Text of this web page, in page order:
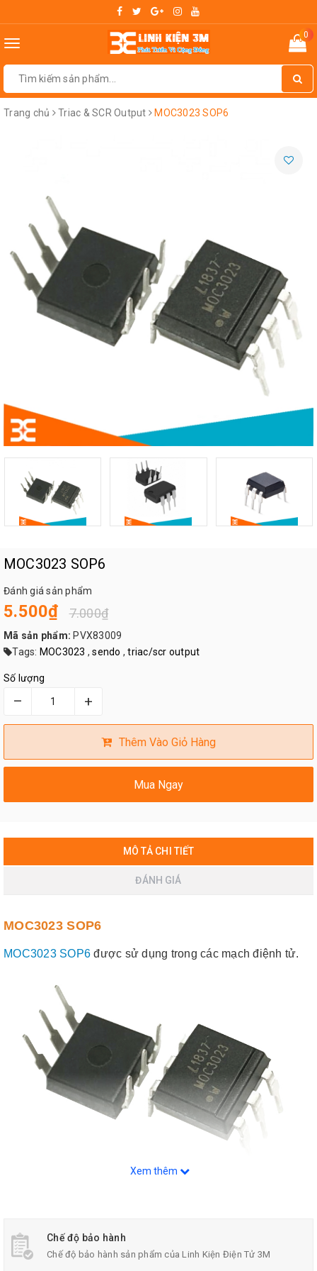
Toggle
0
Trang chủ Triac & SCR Output MOC3023 SOP6
MOC3023 SOP6
Đánh giá sản phẩm
5.500₫ 7.000₫
Mã sản phẩm: PVX83009
Tags: MOC3023 ,sendo ,triac/scr output
Số lượng
– +
Thêm Vào Giỏ Hàng
Mua Ngay
MÔ TẢ CHI TIẾT
ĐÁNH GIÁ
MOC3023 SOP6
MOC3023 SOP6 được sử dụng trong các mạch điệnh tử.
Tham khảoDatasheet
Xem thêm
Chế độ bảo hành
Chế độ bảo hành sản phẩm của Linh Kiện Điện Tử 3M